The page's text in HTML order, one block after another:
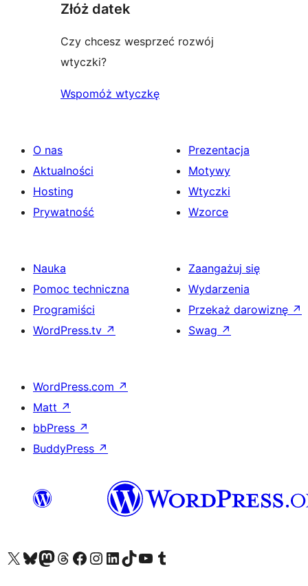
Złóż datek
Czy chcesz wesprzeć rozwój
wtyczki?
Wspomóż wtyczkę
O nas
Aktualności
Hosting
Prywatność
Prezentacja
Motywy
Wtyczki
Wzorce
Nauka
Pomoc techniczna
Programiści
WordPress.tv ↗
Zaangażuj się
Wydarzenia
Przekaż darowiznę ↗
Swag ↗
WordPress.com ↗
Matt ↗
bbPress ↗
BuddyPress ↗
Odwiedź nasze konto X (dawniej Twitter)
Odwiedź nasze konto Bluesky
Odwiedź nasze konto na Mastodoncie
Odwiedź naszego Threadsa
Odwiedź naszego Facebooka
Odwiedź nasze konto na Instagramie
Odwiedź nasze konto na LinkedIn
Odwiedź naszego TikToka
Odwiedź nasz kanał YouTube
Odwiedź naszego Tumblra